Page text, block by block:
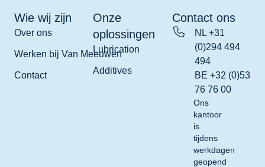
Wie wij zijn
Over ons
Werken bij Van Meeuwen
Contact
Onze
oplossingen
Lubrication
Additives
Contact ons
NL +31
(0)294 494
494
BE +32 (0)53
76 76 00
Ons
kantoor
is
tijdens
werkdagen
geopend